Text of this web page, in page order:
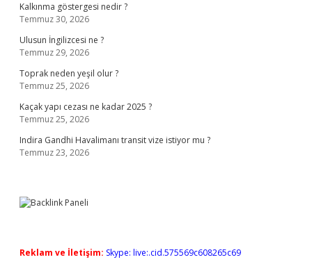
Kalkınma göstergesi nedir ?
Temmuz 30, 2026
Ulusun İngilizcesi ne ?
Temmuz 29, 2026
Toprak neden yeşil olur ?
Temmuz 25, 2026
Kaçak yapı cezası ne kadar 2025 ?
Temmuz 25, 2026
Indira Gandhi Havalimanı transit vize istiyor mu ?
Temmuz 23, 2026
Reklam ve İletişim: Skype: live:.cid.575569c608265c69